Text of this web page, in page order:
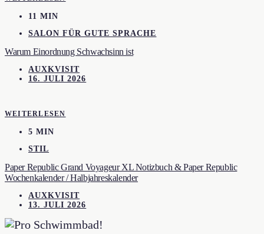
11 MIN
SALON FÜR GUTE SPRACHE
Warum Einordnung Schwachsinn ist
AUXKVISIT
16. JULI 2026
WEITERLESEN
5 MIN
STIL
Paper Republic Grand Voyageur XL Notizbuch & Paper Republic
Wochenkalender / Halbjahreskalender
AUXKVISIT
13. JULI 2026